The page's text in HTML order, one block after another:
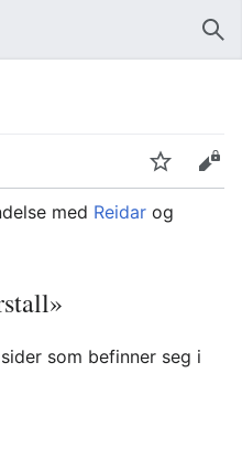
Søk
Overvåk
Rediger
med Reidar og
som befinner seg i